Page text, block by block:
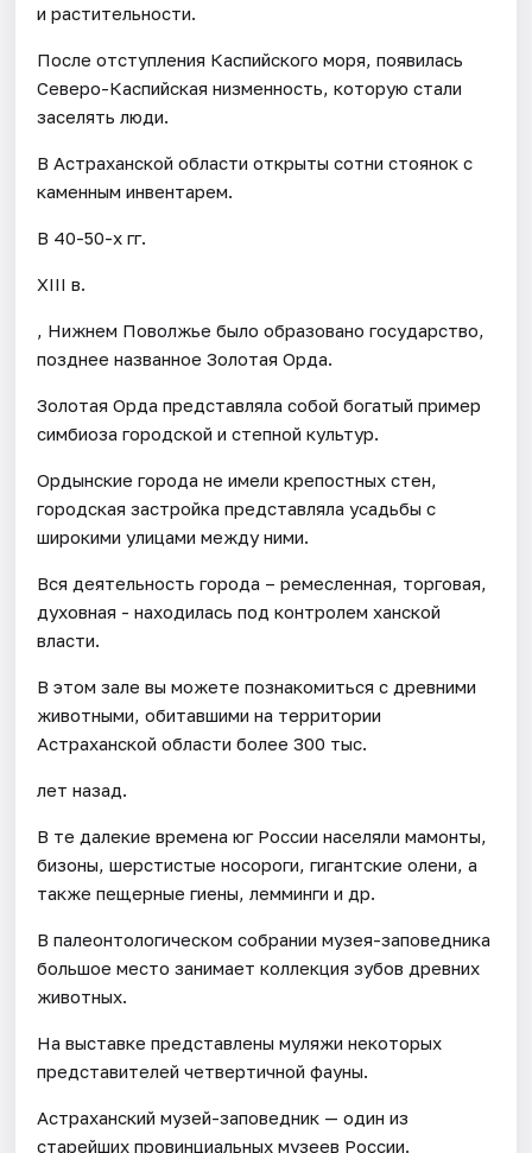
и растительности.
После отступления Каспийского моря, появилась
Северо-Каспийская низменность, которую стали
заселять люди.
В Астраханской области открыты сотни стоянок с
каменным инвентарем.
В 40-50-х гг.
XIII в.
, Нижнем Поволжье было образовано государство,
позднее названное Золотая Орда.
Золотая Орда представляла собой богатый пример
симбиоза городской и степной культур.
Ордынские города не имели крепостных стен,
городская застройка представляла усадьбы с
широкими улицами между ними.
Вся деятельность города – ремесленная, торговая,
духовная - находилась под контролем ханской
власти.
В этом зале вы можете познакомиться с древними
животными, обитавшими на территории
Астраханской области более 300 тыс.
лет назад.
В те далекие времена юг России населяли мамонты,
бизоны, шерстистые носороги, гигантские олени, а
также пещерные гиены, лемминги и др.
В палеонтологическом собрании музея-заповедника
большое место занимает коллекция зубов древних
животных.
На выставке представлены муляжи некоторых
представителей четвертичной фауны.
Астраханский музей-заповедник — один из
старейших провинциальных музеев России.